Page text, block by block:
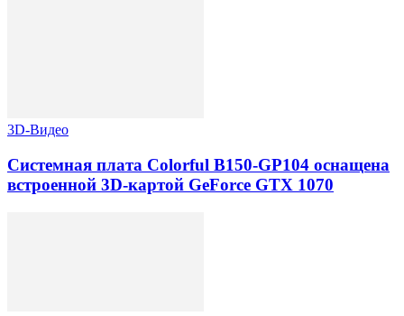
3D-Видео
Системная плата Colorful B150-GP104 оснащена
встроенной 3D-картой GeForce GTX 1070